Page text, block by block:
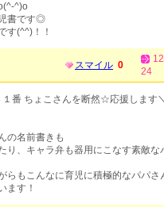
^)o
書です◎
す(^^)！！
スマイル 0
24
１番 ちょこさんを断然☆応援します
の名前書きも
り、キャラ弁も器用にこなす素敵な
らもこんなに育児に積極的なパパさ
ます！